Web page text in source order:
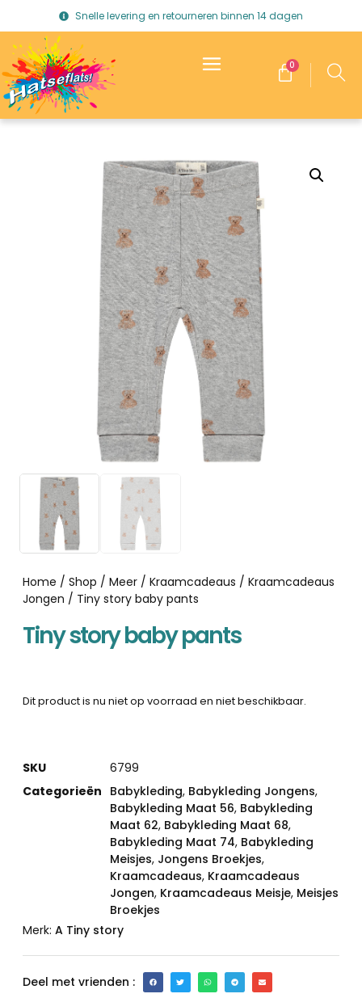
Snelle levering en retourneren binnen 14 dagen
0
Home / Shop / Meer / Kraamcadeaus / Kraamcadeaus
Jongen / Tiny story baby pants
Tiny story baby pants
Dit product is nu niet op voorraad en niet beschikbaar.
SKU
6799
Categorieën Babykleding, Babykleding Jongens,
Babykleding Maat 56, Babykleding
Maat 62, Babykleding Maat 68,
Babykleding Maat 74, Babykleding
Meisjes, Jongens Broekjes,
Kraamcadeaus, Kraamcadeaus
Jongen, Kraamcadeaus Meisje, Meisjes
Broekjes
Merk: A Tiny story
Deel met vrienden :